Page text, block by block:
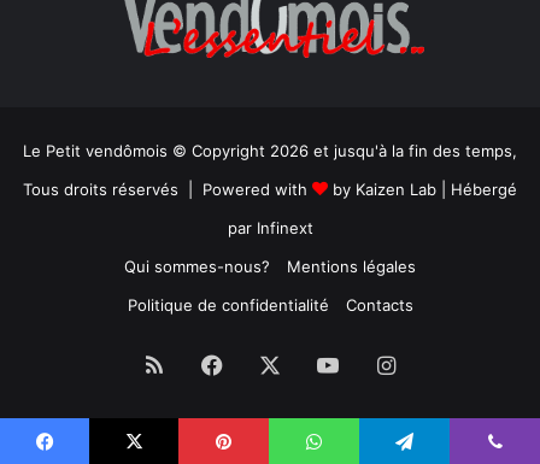
Le Petit vendômois © Copyright 2026 et jusqu'à la fin des temps,
Tous droits réservés | Powered with
by Kaizen Lab | Hébergé
par Infinext
Qui sommes-nous?
Mentions légales
Politique de confidentialité
Contacts
RSS Facebook YouTubeInstagram